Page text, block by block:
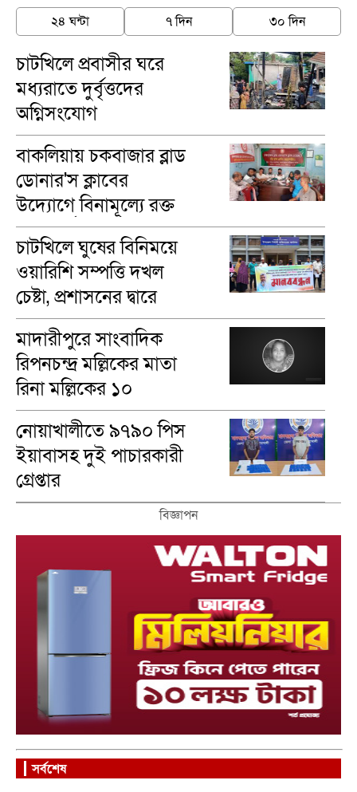
২৪ ঘন্টা ৭ দিন ৩০ দিন
চাটখিলে প্রবাসীর ঘরে
মধ্যরাতে দুর্বৃত্তদের
অগ্নিসংযোগ
বাকলিয়ায় চকবাজার ব্লাড
ডোনার'স ক্লাবের
উদ্যোগে বিনামূল্যে রক্ত
গ্রুপ নির্ণয়
চাটখিলে ঘুষের বিনিময়ে
ওয়ারিশি সম্পত্তি দখল
চেষ্টা, প্রশাসনের দ্বারে
ভুক্তভোগীরা
মাদারীপু‌রে সাংবাদিক
রিপনচন্দ্র মল্লিকের মাতা
রিনা মল্লি‌কের ১০
মৃত‌্যুবা‌র্ষিকী পালন
নোয়াখালীতে ৯৭৯০ পিস
ইয়াবাসহ দুই পাচারকারী
গ্রেপ্তার
বিজ্ঞাপন
সর্বশেষ